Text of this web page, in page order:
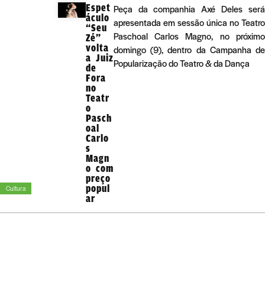
Cultura
Espet
áculo
“Seu
Zé”
volta
a Juiz
de
Fora
no
Teatr
o
Pasch
oal
Carlo
s
Magn
o com
preço
popul
ar
Peça da companhia Axé Deles será
apresentada em sessão única no Teatro
Paschoal Carlos Magno, no próximo
domingo (9), dentro da Campanha de
Popularização do Teatro & da Dança